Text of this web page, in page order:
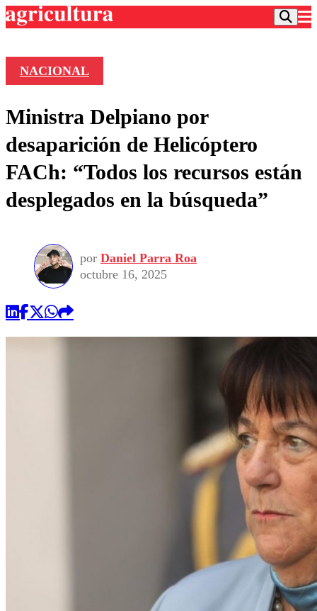
Frecuencias
Agricultura TV
Deportes
Colo Colo
Motor
Torneo Internacional
Torneo Nacional
Entretención
Noticias
Internacional
Nacional
Vida Social
Programas
Comercial
NACIONAL
Ministra Delpiano por
desaparición de Helicóptero
FACh: “Todos los recursos están
desplegados en la búsqueda”
por Daniel Parra Roa
octubre 16, 2025